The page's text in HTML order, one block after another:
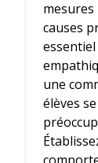
mesures
causes
une
élèves